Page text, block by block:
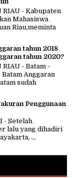
RIAU - Kabupaten
Mahasiswa
Riau,meminta
tahun 2018
tahun 2020?
RIAU - Batam -
Anggaran
sudah
Penggunaan
- Setelah
lalu yang dihadiri
...